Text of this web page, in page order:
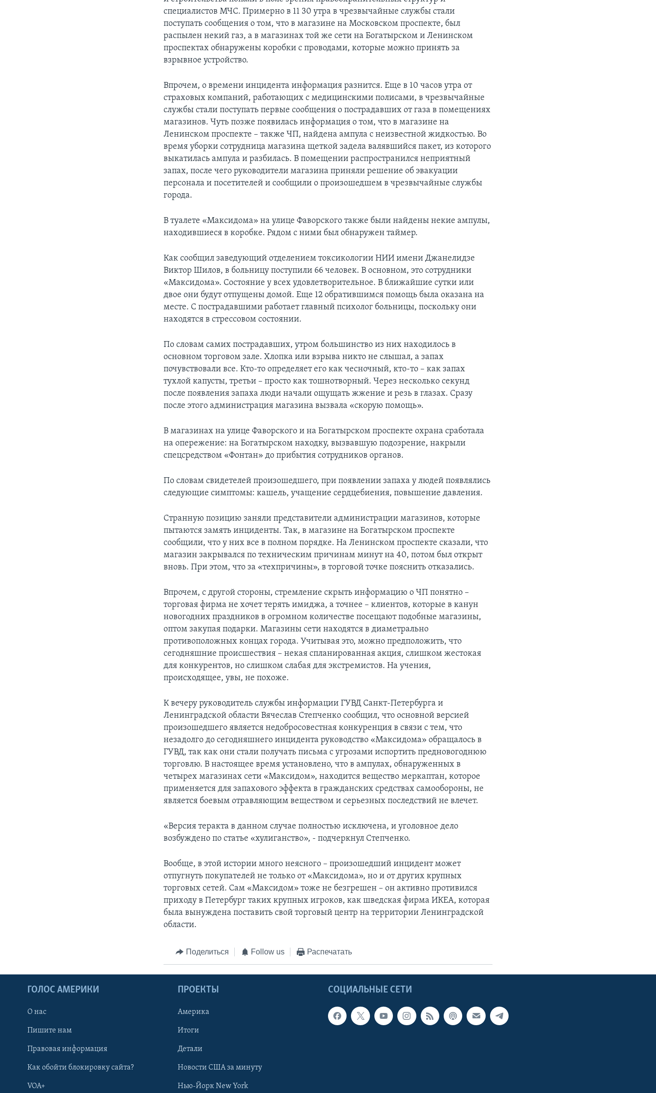
специалистов МЧС. Примерно в 11 30 утра в чрезвычайные службы стали
поступать сообщения о том, что в магазине на Московском проспекте, был
распылен некий газ, а в магазинах той же сети на Богатырском и Ленинском
проспектах обнаружены коробки с проводами, которые можно принять за
взрывное устройство.
Впрочем, о времени инцидента информация разнится. Еще в 10 часов утра от
страховых компаний, работающих с медицинскими полисами, в чрезвычайные
службы стали поступать первые сообщения о пострадавших от газа в помещениях
магазинов. Чуть позже появилась информация о том, что в магазине на
Ленинском проспекте – также ЧП, найдена ампула с неизвестной жидкостью. Во
время уборки сотрудница магазина щеткой задела валявшийся пакет, из которого
выкатилась ампула и разбилась. В помещении распространился неприятный
запах, после чего руководители магазина приняли решение об эвакуации
персонала и посетителей и сообщили о произошедшем в чрезвычайные службы
города.
В туалете «Максидома» на улице Фаворского также были найдены некие ампулы,
находившиеся в коробке. Рядом с ними был обнаружен таймер.
Как сообщил заведующий отделением токсикологии НИИ имени Джанелидзе
Виктор Шилов, в больницу поступили 66 человек. В основном, это сотрудники
«Максидома». Состояние у всех удовлетворительное. В ближайшие сутки или
двое они будут отпущены домой. Еще 12 обратившимся помощь была оказана на
месте. С пострадавшими работает главный психолог больницы, поскольку они
находятся в стрессовом состоянии.
По словам самих пострадавших, утром большинство из них находилось в
основном торговом зале. Хлопка или взрыва никто не слышал, а запах
почувствовали все. Кто-то определяет его как чесночный, кто-то – как запах
тухлой капусты, третьи – просто как тошнотворный. Через несколько секунд
после появления запаха люди начали ощущать жжение и резь в глазах. Сразу
после этого администрация магазина вызвала «скорую помощь».
В магазинах на улице Фаворского и на Богатырском проспекте охрана сработала
на опережение: на Богатырском находку, вызвавшую подозрение, накрыли
спецсредством «Фонтан» до прибытия сотрудников органов.
По словам свидетелей произошедшего, при появлении запаха у людей появлялись
следующие симптомы: кашель, учащение сердцебиения, повышение давления.
Странную позицию заняли представители администрации магазинов, которые
пытаются замять инциденты. Так, в магазине на Богатырском проспекте
сообщили, что у них все в полном порядке. На Ленинском проспекте сказали, что
магазин закрывался по техническим причинам минут на 40, потом был открыт
вновь. При этом, что за «техпричины», в торговой точке пояснить отказались.
Впрочем, с другой стороны, стремление скрыть информацию о ЧП понятно –
торговая фирма не хочет терять имиджа, а точнее – клиентов, которые в канун
новогодних праздников в огромном количестве посещают подобные магазины,
оптом закупая подарки. Магазины сети находятся в диаметрально
противоположных концах города. Учитывая это, можно предположить, что
сегодняшние происшествия – некая спланированная акция, слишком жестокая
для конкурентов, но слишком слабая для экстремистов. На учения,
происходящее, увы, не похоже.
К вечеру руководитель службы информации ГУВД Санкт-Петербурга и
Ленинградской области Вячеслав Степченко сообщил, что основной версией
произошедшего является недобросовестная конкуренция в связи с тем, что
незадолго до сегодняшнего инцидента руководство «Максидома» обращалось в
ГУВД, так как они стали получать письма с угрозами испортить предновогоднюю
торговлю. В настоящее время установлено, что в ампулах, обнаруженных в
четырех магазинах сети «Максидом», находится вещество меркаптан, которое
применяется для запахового эффекта в гражданских средствах самообороны, не
является боевым отравляющим веществом и серьезных последствий не влечет.
«Версия теракта в данном случае полностью исключена, и уголовное дело
возбуждено по статье «хулиганство», - подчеркнул Степченко.
Вообще, в этой истории много неясного – произошедший инцидент может
отпугнуть покупателей не только от «Максидома», но и от других крупных
торговых сетей. Сам «Максидом» тоже не безгрешен – он активно противился
приходу в Петербург таких крупных игроков, как шведская фирма ИКЕА, которая
была вынуждена поставить свой торговый центр на территории Ленинградской
области.
Поделиться Follow us Распечатать
СОЦИАЛЬНЫЕ СЕТИ
ГОЛОС АМЕРИКИ
О нас
Пишите нам
Правовая информация
Как обойти блокировку сайта?
VOA+
ПРОЕКТЫ
Америка
Итоги
Детали
Новости США за минуту
Нью-Йорк New York